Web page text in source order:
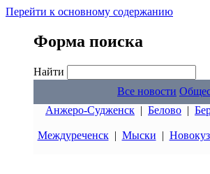
Перейти к основному содержанию
Форма поиска
Найти
Все новости
Анжеро-Судженск | Белово |
Междуреченск| Мыски |